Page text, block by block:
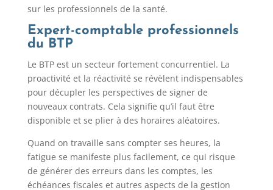
sur les professionnels de la santé.
Expert-comptable professionnels
du BTP
Le BTP est un secteur fortement concurrentiel. La
proactivité et la réactivité se révèlent indispensables
pour décupler les perspectives de signer de
nouveaux contrats. Cela signifie qu’il faut être
disponible et se plier à des horaires aléatoires.
Quand on travaille sans compter ses heures, la
fatigue se manifeste plus facilement, ce qui risque
de générer des erreurs dans les comptes, les
échéances fiscales et autres aspects de la gestion